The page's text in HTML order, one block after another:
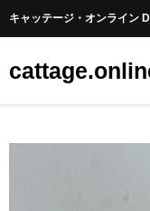
キャッテージ・オンライン